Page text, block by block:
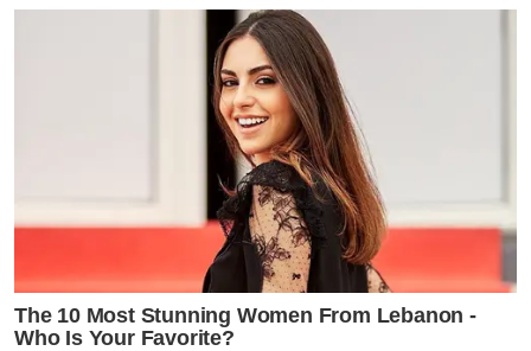
The 10 Most Stunning Women From Lebanon -
Who Is Your Favorite?